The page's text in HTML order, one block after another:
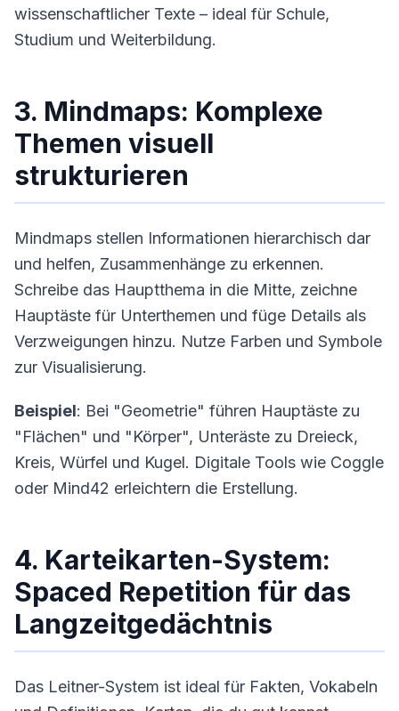
wissenschaftlicher Texte – ideal für Schule,
Studium und Weiterbildung.
3. Mindmaps: Komplexe
Themen visuell
strukturieren
Mindmaps stellen Informationen hierarchisch dar
und helfen, Zusammenhänge zu erkennen.
Schreibe das Hauptthema in die Mitte, zeichne
Hauptäste für Unterthemen und füge Details als
Verzweigungen hinzu. Nutze Farben und Symbole
zur Visualisierung.
Beispiel: Bei "Geometrie" führen Hauptäste zu
"Flächen" und "Körper", Unteräste zu Dreieck,
Kreis, Würfel und Kugel. Digitale Tools wie Coggle
oder Mind42 erleichtern die Erstellung.
4. Karteikarten-System:
Spaced Repetition für das
Langzeitgedächtnis
Das Leitner-System ist ideal für Fakten, Vokabeln